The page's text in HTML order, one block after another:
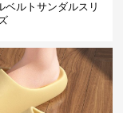
ベルトサンダルスリ